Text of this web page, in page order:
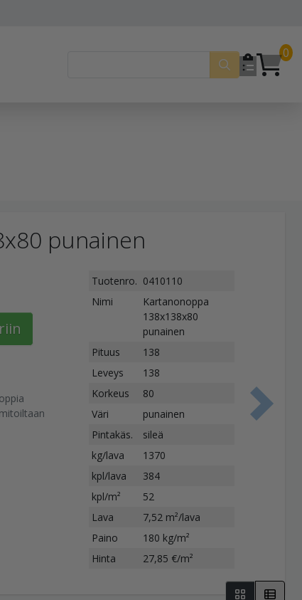
0
punainen
Tuotenro. 0410110
Nimi
Kartanonoppa
138x138x80
punainen
Pituus
138
Leveys
138
Korkeus
80
Väri
punainen
Pintakäs.
sileä
kg/lava
1370
kpl/lava
384
kpl/m²
52
Lava
7,52 m²/lava
Paino
180 kg/m²
Hinta
27,85 €/m²